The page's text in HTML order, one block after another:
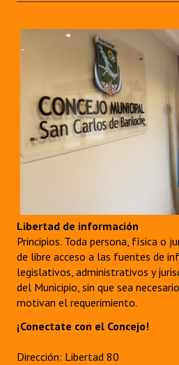
Libertad de información
Principios. Toda persona, física o
de libre acceso a las fuentes de
legislativos, administrativos y
del Municipio, sin que sea
motivan el requerimiento.
¡Conectate con el Concejo!
Dirección: Libertad 80